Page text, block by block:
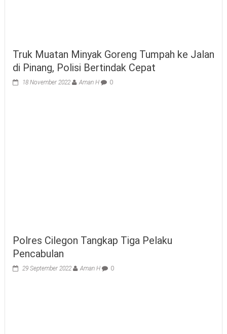
Truk Muatan Minyak Goreng Tumpah ke Jalan
di Pinang, Polisi Bertindak Cepat
18 November 2022 Aman H 0
Polres Cilegon Tangkap Tiga Pelaku
Pencabulan
29 September 2022 Aman H 0